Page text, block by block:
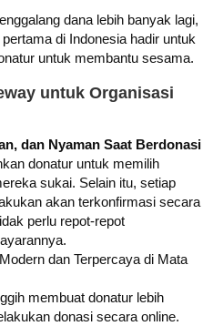
dana lebih banyak lagi,
di Indonesia hadir untuk
untuk membantu sesama.
untuk Organisasi
dan Nyaman Saat Berdonasi
donatur untuk memilih
sukai. Selain itu, setiap
akan terkonfirmasi secara
perlu repot-repot
dan Terpercaya di Mata
membuat donatur lebih
donasi secara online.